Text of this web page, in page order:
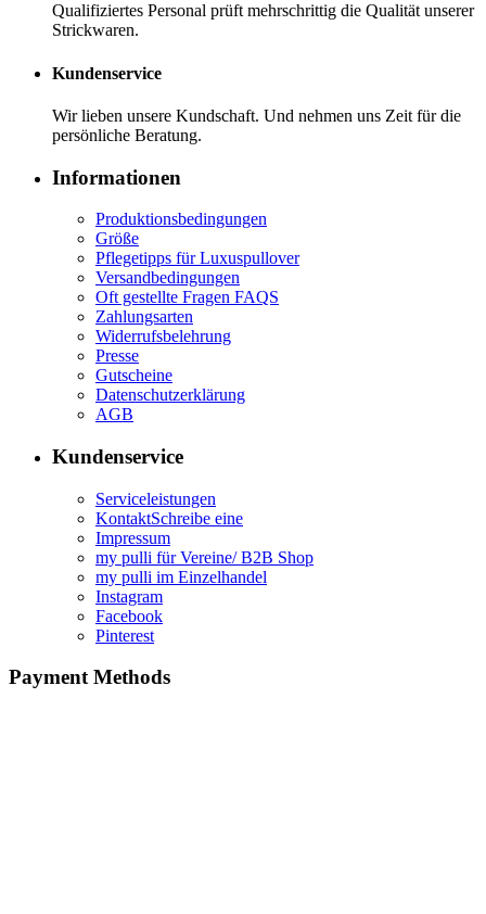
Qualifiziertes Personal prüft mehrschrittig die Qualität unserer
Strickwaren.
Kundenservice
Wir lieben unsere Kundschaft. Und nehmen uns Zeit für die
persönliche Beratung.
Informationen
Produktionsbedingungen
Größe
Pflegetipps für Luxuspullover
Versandbedingungen
Oft gestellte Fragen FAQS
Zahlungsarten
Widerrufsbelehrung
Presse
Gutscheine
Datenschutzerklärung
AGB
Kundenservice
Serviceleistungen
KontaktSchreibe eine
Impressum
my pulli für Vereine/ B2B Shop
my pulli im Einzelhandel
Instagram
Facebook
Pinterest
Payment Methods